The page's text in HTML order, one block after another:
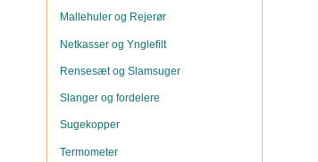
Mallehuler og Rejerør
Netkasser og Ynglefilt
Rensesæt og Slamsuger
Slanger og fordelere
Sugekopper
Termometer